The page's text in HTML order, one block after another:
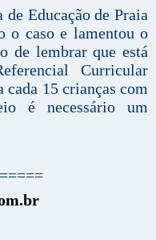
Educação de Praia
o caso e lamentou o
de lembrar que está
Curricular
15 crianças com
é necessário um